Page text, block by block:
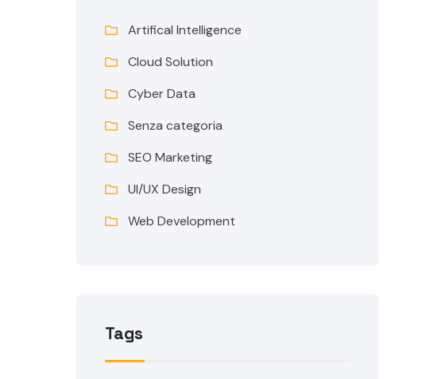
Artifical Intelligence
Cloud Solution
Cyber Data
Senza categoria
SEO Marketing
UI/UX Design
Web Development
Tags